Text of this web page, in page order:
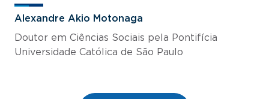
Alexandre Akio Motonaga
Doutor em Ciências Sociais pela Pontifícia
Universidade Católica de São Paulo